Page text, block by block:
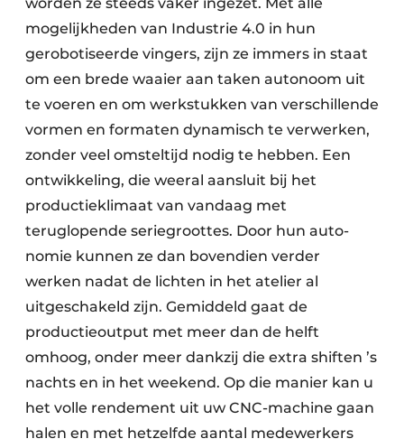
mogelijkheden van Industrie 4.0 in hun
gerobotiseerde vingers, zijn ze immers in staat
om een brede waaier aan taken autonoom uit
te voeren en om werkstukken van verschillende
vormen en formaten dynamisch te verwerken,
zonder veel omsteltijd nodig te hebben. Een
ontwikkeling, die weeral aansluit bij het
productieklimaat van vandaag met
teruglopende seriegroottes. Door hun auto­
nomie kunnen ze dan bovendien verder
werken nadat de lichten in het atelier al
uitgeschakeld zijn. Gemiddeld gaat de
productieoutput met meer dan de helft
omhoog, onder meer dankzij die extra shiften ’s
nachts en in het weekend. Op die manier kan u
het volle rendement uit uw CNC-machine gaan
halen en met hetzelfde aantal medewerkers